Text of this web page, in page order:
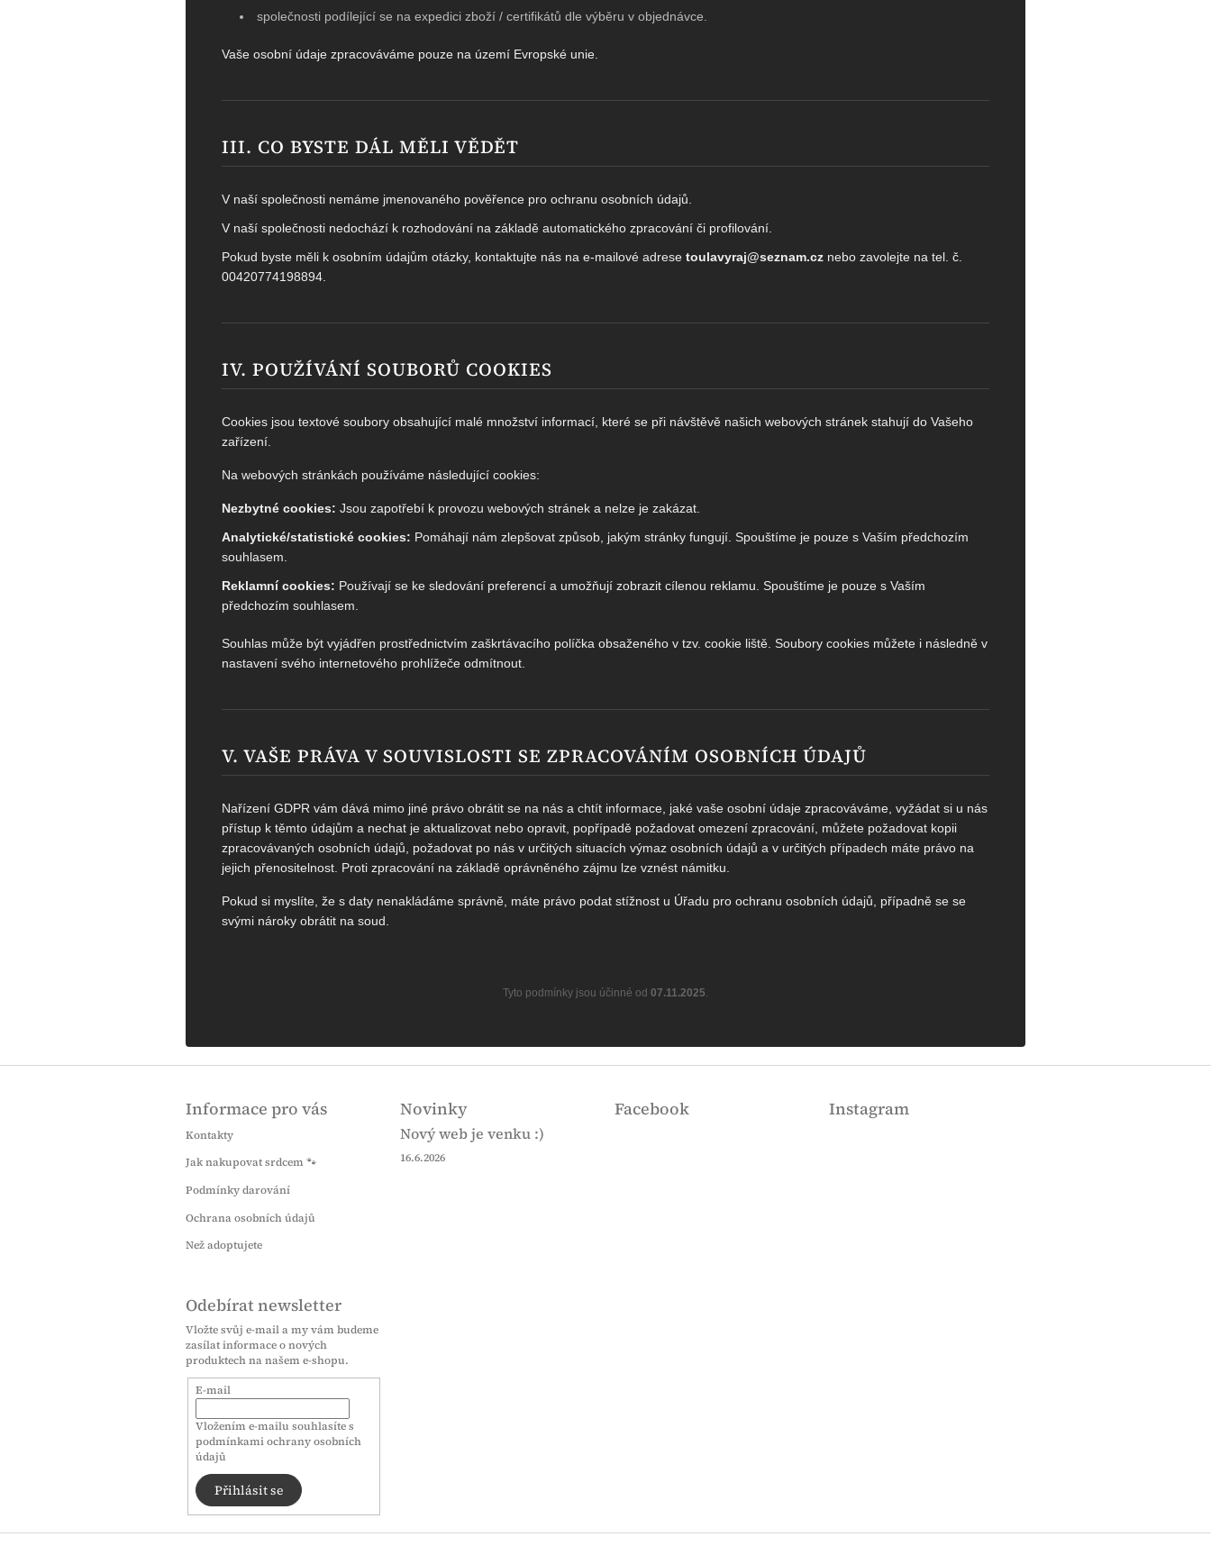
společnosti podílející se na expedici zboží / certifikátů dle výběru v objednávce.
Vaše osobní údaje zpracováváme pouze na území Evropské unie.
III. CO BYSTE DÁL MĚLI VĚDĚT
V naší společnosti nemáme jmenovaného pověřence pro ochranu osobních údajů.
V naší společnosti nedochází k rozhodování na základě automatického zpracování či profilování.
Pokud byste měli k osobním údajům otázky, kontaktujte nás na e-mailové adrese toulavyraj@seznam.cz nebo zavolejte na tel. č.
00420774198894.
IV. POUŽÍVÁNÍ SOUBORŮ COOKIES
Cookies jsou textové soubory obsahující malé množství informací, které se při návštěvě našich webových stránek stahují do Vašeho
zařízení.
Na webových stránkách používáme následující cookies:
Nezbytné cookies: Jsou zapotřebí k provozu webových stránek a nelze je zakázat.
Analytické/statistické cookies: Pomáhají nám zlepšovat způsob, jakým stránky fungují. Spouštíme je pouze s Vaším předchozím
souhlasem.
Reklamní cookies: Používají se ke sledování preferencí a umožňují zobrazit cílenou reklamu. Spouštíme je pouze s Vaším
předchozím souhlasem.
Souhlas může být vyjádřen prostřednictvím zaškrtávacího políčka obsaženého v tzv. cookie liště. Soubory cookies můžete i následně v
nastavení svého internetového prohlížeče odmítnout.
V. VAŠE PRÁVA V SOUVISLOSTI SE ZPRACOVÁNÍM OSOBNÍCH ÚDAJŮ
Nařízení GDPR vám dává mimo jiné právo obrátit se na nás a chtít informace, jaké vaše osobní údaje zpracováváme, vyžádat si u nás
přístup k těmto údajům a nechat je aktualizovat nebo opravit, popřípadě požadovat omezení zpracování, můžete požadovat kopii
zpracovávaných osobních údajů, požadovat po nás v určitých situacích výmaz osobních údajů a v určitých případech máte právo na
jejich přenositelnost. Proti zpracování na základě oprávněného zájmu lze vznést námitku.
Pokud si myslíte, že s daty nenakládáme správně, máte právo podat stížnost u Úřadu pro ochranu osobních údajů, případně se se
svými nároky obrátit na soud.
Tyto podmínky jsou účinné od 07.11.2025
Z
Informace pro vás
Kontakty
Jak nakupovat srdcem 🐾
Podmínky darování
Ochrana osobních údajů
Než adoptujete
Novinky
Nový web je venku :)
16.6.2026
Facebook Instagram
Odebírat newsletter
Vložte svůj e-mail a my vám budeme
zasílat informace o nových
produktech na našem e-shopu.
E-mail
Vložením e-mailu souhlasíte s
podmínkami ochrany osobních
údajů
Přihlásit se